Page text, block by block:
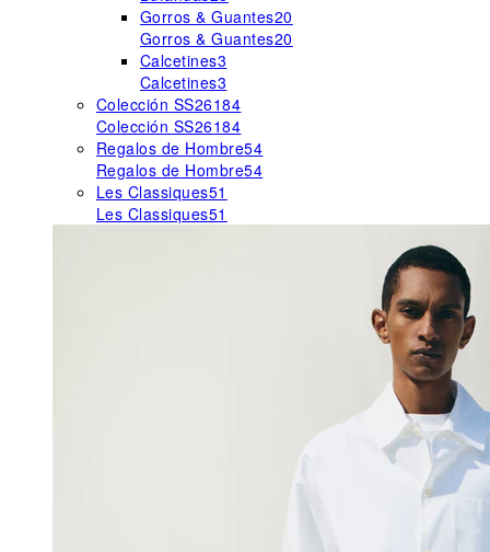
Gorros & Guantes20
Gorros & Guantes20
Calcetines3
Calcetines3
Colección SS26184
Colección SS26184
Regalos de Hombre54
Regalos de Hombre54
Les Classiques51
Les Classiques51